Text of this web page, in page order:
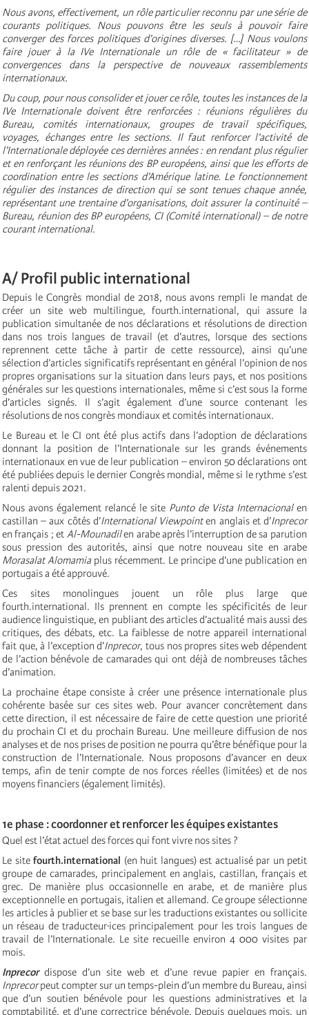
Nous avons, effectivement, un rôle particulier reconnu par une série de
courants politiques. Nous pouvons être les seuls à pouvoir faire
converger des forces politiques d’origines diverses. […] Nous voulons
faire jouer à la IVe Internationale un rôle de « facilitateur » de
convergences dans la perspective de nouveaux rassemblements
internationaux.
Du coup, pour nous consolider et jouer ce rôle, toutes les instances de la
IVe Internationale doivent être renforcées : réunions régulières du
Bureau, comités internationaux, groupes de travail spécifiques,
voyages, échanges entre les sections. Il faut renforcer l’activité de
l’Internationale déployée ces dernières années : en rendant plus régulier
et en renforçant les réunions des BP européens, ainsi que les efforts de
coordination entre les sections d’Amérique latine. Le fonctionnement
régulier des instances de direction qui se sont tenues chaque année,
représentant une trentaine d’organisations, doit assurer la continuité –
Bureau, réunion des BP européens, CI (Comité international) – de notre
courant international.
A/ Profil public international
Depuis le Congrès mondial de 2018, nous avons rempli le mandat de
créer un site web multilingue, fourth.international, qui assure la
publication simultanée de nos déclarations et résolutions de direction
dans nos trois langues de travail (et d’autres, lorsque des sections
reprennent cette tâche à partir de cette ressource), ainsi qu’une
sélection d’articles significatifs représentant en général l’opinion de nos
propres organisations sur la situation dans leurs pays, et nos positions
générales sur les questions internationales, même si c’est sous la forme
d’articles signés. Il s’agit également d’une source contenant les
résolutions de nos congrès mondiaux et comités internationaux.
Le Bureau et le CI ont été plus actifs dans l’adoption de déclarations
donnant la position de l’Internationale sur les grands événements
internationaux en vue de leur publication – environ 50 déclarations ont
été publiées depuis le dernier Congrès mondial, même si le rythme s’est
ralenti depuis 2021.
Nous avons également relancé le site Punto de Vista Internacionalen
castillan – aux côtés d’International Viewpointen anglais et d’Inprecor
en français ; et Al-Mounadilen arabe après l’interruption de sa parution
sous pression des autorités, ainsi que notre nouveau site en arabe
Morasalat Alomamiaplus récemment. Le principe d’une publication en
portugais a été approuvé.
Ces sites monolingues jouent un rôle plus large que
fourth.international. Ils prennent en compte les spécificités de leur
audience linguistique, en publiant des articles d’actualité mais aussi des
critiques, des débats, etc. La faiblesse de notre appareil international
fait que, à l’exception d’Inprecor, tous nos propres sites web dépendent
de l’action bénévole de camarades qui ont déjà de nombreuses tâches
d’animation.
La prochaine étape consiste à créer une présence internationale plus
cohérente basée sur ces sites web. Pour avancer concrètement dans
cette direction, il est nécessaire de faire de cette question une priorité
du prochain CI et du prochain Bureau. Une meilleure diffusion de nos
analyses et de nos prises de position ne pourra qu’être bénéfique pour la
construction de l’Internationale. Nous proposons d’avancer en deux
temps, afin de tenir compte de nos forces réelles (limitées) et de nos
moyens financiers (également limités).
1e phase : coordonner et renforcer les équipes existantes
Quel est l’état actuel des forces qui font vivre nos sites ?
Le site fourth.international (en huit langues) est actualisé par un petit
groupe de camarades, principalement en anglais, castillan, français et
grec. De manière plus occasionnelle en arabe, et de manière plus
exceptionnelle en portugais, italien et allemand. Ce groupe sélectionne
les articles à publier et se base sur les traductions existantes ou sollicite
un réseau de traducteur·ices principalement pour les trois langues de
travail de l’Internationale. Le site recueille environ 4 000 visites par
mois.
Inprecordispose d’un site web et d’une revue papier en français.
Inprecorpeut compter sur un temps-plein d’un membre du Bureau, ainsi
que d’un soutien bénévole pour les questions administratives et la
comptabilité, et d’une correctrice bénévole. Depuis quelques mois, un